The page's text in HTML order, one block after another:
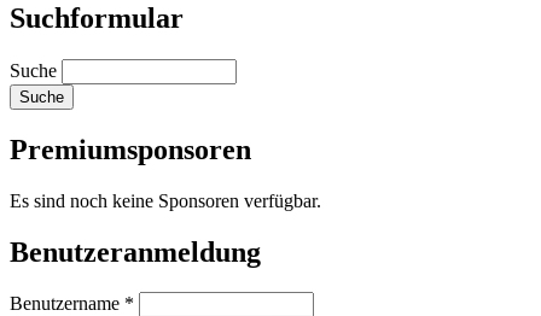
Suchformular
Suche
Premiumsponsoren
Es sind noch keine Sponsoren verfügbar.
Benutzeranmeldung
Benutzername *